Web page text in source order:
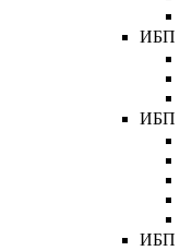
ИБП
ИБП
ИБП